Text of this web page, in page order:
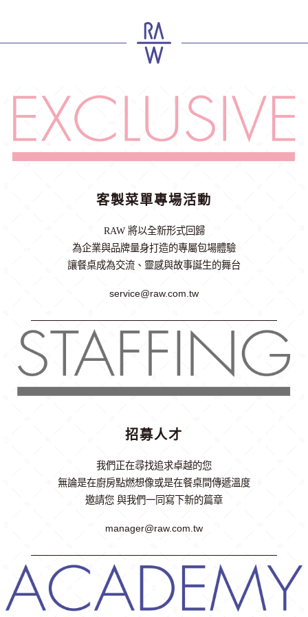
招募人才
我們正在尋找追求卓越的您
無論是在廚房點燃想像或是在餐桌間傳遞溫度
邀請您 與我們一同寫下新的篇章
manager@raw.com.tw
客製菜單專場活動
RAW 將以全新形式回歸
為企業與品牌量身打造的專屬包場體驗
讓餐桌成為交流、靈感與故事誕生的舞台
service@raw.com.tw